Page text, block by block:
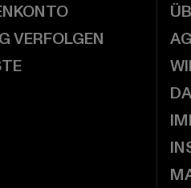
VERFOLGEN